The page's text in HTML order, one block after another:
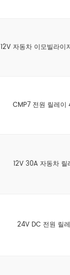
12V 자동차 이모빌라이
CMP7 전원 릴레이
12V 30A 자동차 릴
24V DC 전원 릴